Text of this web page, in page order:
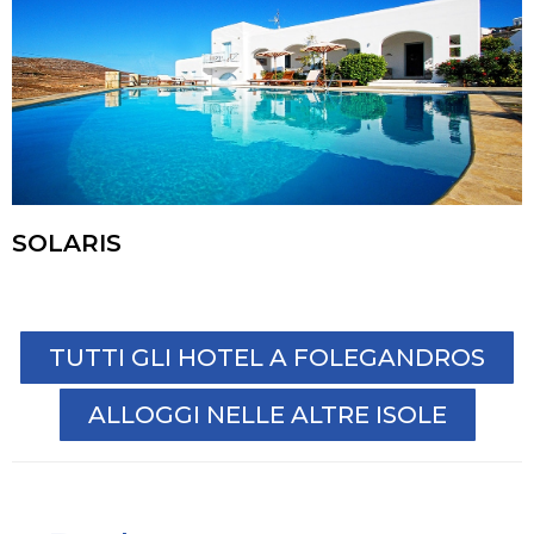
SOLARIS
TUTTI GLI HOTEL A FOLEGANDROS
ALLOGGI NELLE ALTRE ISOLE